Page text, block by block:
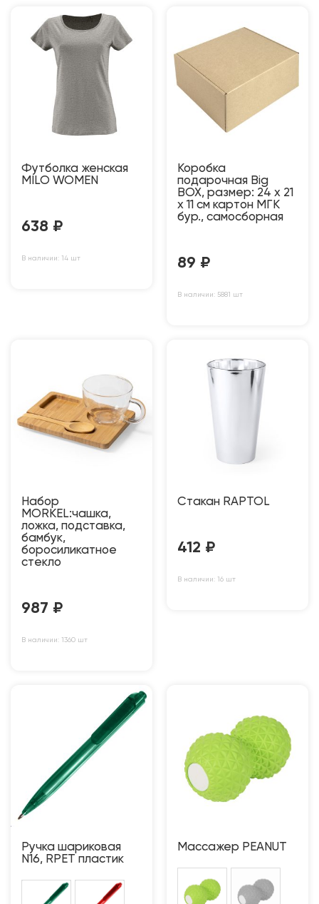
Футболка женская
MILO WOMEN
638 ₽
В наличии: 14 шт
Коробка
подарочная Big
BOX, размер: 24 x 21
x 11 см картон МГК
бур., самосборная
89 ₽
В наличии: 5881 шт
Набор
MORKEL:чашка,
ложка, подставка,
бамбук,
боросиликатное
стекло
987 ₽
В наличии: 1360 шт
Стакан RAPTOL
412 ₽
В наличии: 16 шт
Ручка шариковая
N16, RPET пластик
Массажер PEANUT